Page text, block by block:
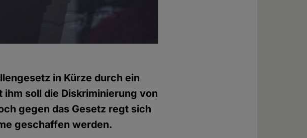
in Kürze durch ein
soll die Diskriminierung von
gegen das Gesetz regt sich
geschaffen werden.